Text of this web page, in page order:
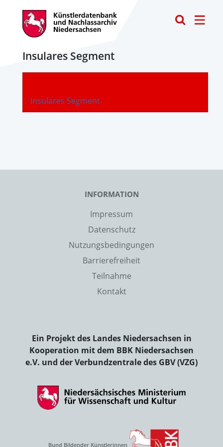
Insulares Segment
Insulares Segment
-
INFORMATION
Impressum
Datenschutz
Nutzungsbedingungen
Barrierefreiheit
Teilnahme
Kontakt
Ein Projekt des Landes Niedersachsen in
Kooperation mit dem BBK Niedersachsen
e.V. und der Verbundzentrale des GBV (VZG)
Bund Bildender Künstlerinnen